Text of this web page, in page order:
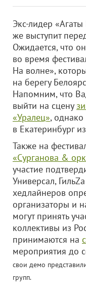
Экс-лидер
же выступит
Ожидается, что
во время
На волне»,
на берегу
Напомним, что
выйти на сцену
«Уралец», однако
в Екатеринбург
Также на
«Сурганова &
участие
Универсал,
хедлайнеров
организаторы и
могут принять
коллективы из
принимаются на
мероприятия до
свои демо
групп.